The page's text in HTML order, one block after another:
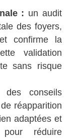
: un audit
des foyers,
confirme la
validation
sans risque
des conseils
réapparition
adaptées et
réduire